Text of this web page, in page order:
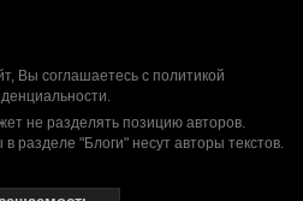
Вы соглашаетесь с политикой
.
не разделять позицию авторов.
разделе "Блоги" несут авторы текстов.